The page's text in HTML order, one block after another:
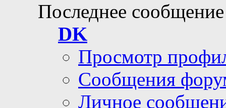
Последнее
DK
Просмотр
Сообщения
Личное